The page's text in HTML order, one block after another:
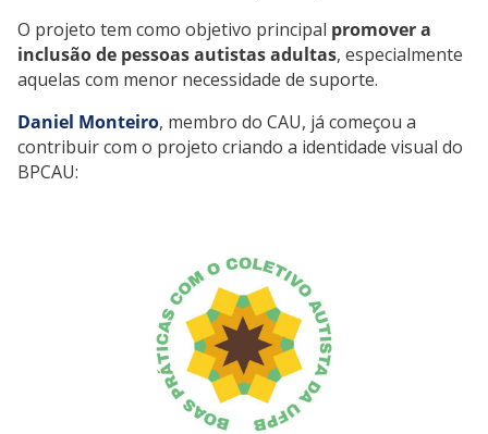
O projeto tem como objetivo principal promover a
inclusão de pessoas autistas adultas, especialmente
aquelas com menor necessidade de suporte.
Daniel Monteiro, membro do CAU, já começou a
contribuir com o projeto criando a identidade visual do
BPCAU: